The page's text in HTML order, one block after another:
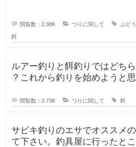
閲覧数：2.08K つりに関して ぶど
餌
ルアー釣りと餌釣りではどち
？これから釣りを始めようと
閲覧数：2.73K つりに関して 餌
サビキ釣りのエサでオススメ
て下さい。釣具屋に行ったと